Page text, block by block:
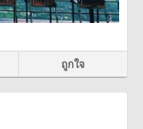
ถูกใจ